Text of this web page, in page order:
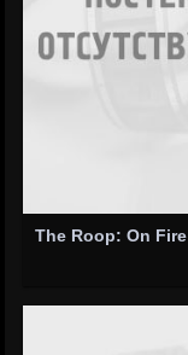
The Roop: On Fire